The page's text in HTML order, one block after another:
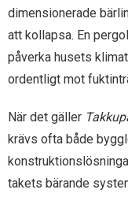
dimensionerade
att kollapsa. En
påverka husets
ordentligt mot
När det gäller
krävs ofta både
takets bärande